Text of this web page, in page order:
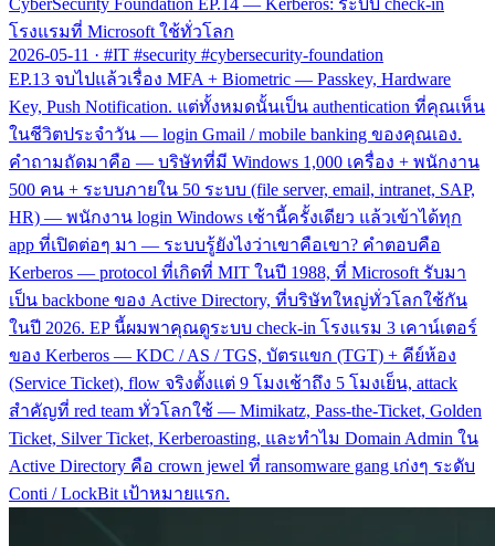
โรงแรมที่ Microsoft ใช้ทั่วโลก
2026-05-11 · #IT #security #cybersecurity-foundation
EP.13 จบไปแล้วเรื่อง MFA + Biometric — Passkey, Hardware
Key, Push Notification. แต่ทั้งหมดนั้นเป็น authentication ที่คุณเห็น
ในชีวิตประจำวัน — login Gmail / mobile banking ของคุณเอง.
คำถามถัดมาคือ — บริษัทที่มี Windows 1,000 เครื่อง + พนักงาน
500 คน + ระบบภายใน 50 ระบบ (file server, email, intranet, SAP,
HR) — พนักงาน login Windows เช้านี้ครั้งเดียว แล้วเข้าได้ทุก
app ที่เปิดต่อๆ มา — ระบบรู้ยังไงว่าเขาคือเขา? คำตอบคือ
Kerberos — protocol ที่เกิดที่ MIT ในปี 1988, ที่ Microsoft รับมา
เป็น backbone ของ Active Directory, ที่บริษัทใหญ่ทั่วโลกใช้กัน
ในปี 2026. EP นี้ผมพาคุณดูระบบ check-in โรงแรม 3 เคาน์เตอร์
ของ Kerberos — KDC / AS / TGS, บัตรแขก (TGT) + คีย์ห้อง
(Service Ticket), flow จริงตั้งแต่ 9 โมงเช้าถึง 5 โมงเย็น, attack
สำคัญที่ red team ทั่วโลกใช้ — Mimikatz, Pass-the-Ticket, Golden
Ticket, Silver Ticket, Kerberoasting, และทำไม Domain Admin ใน
Active Directory คือ crown jewel ที่ ransomware gang เก่งๆ ระดับ
Conti / LockBit เป้าหมายแรก.